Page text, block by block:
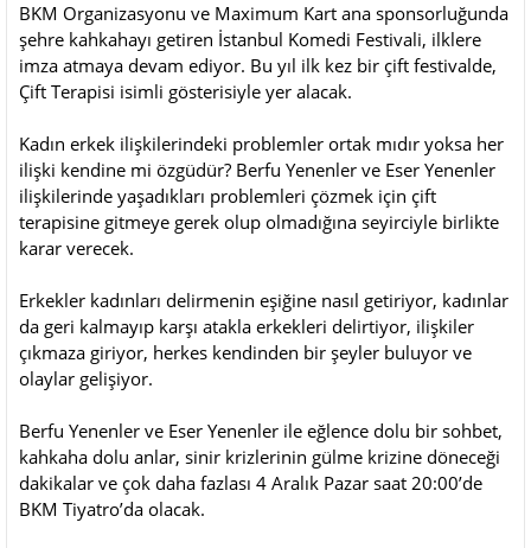
BKM Organizasyonu ve Maximum Kart ana sponsorluğunda
şehre kahkahayı getiren İstanbul Komedi Festivali, ilklere
imza atmaya devam ediyor. Bu yıl ilk kez bir çift festivalde,
Çift Terapisi isimli gösterisiyle yer alacak.
Kadın erkek ilişkilerindeki problemler ortak mıdır yoksa her
ilişki kendine mi özgüdür? Berfu Yenenler ve Eser Yenenler
ilişkilerinde yaşadıkları problemleri çözmek için çift
terapisine gitmeye gerek olup olmadığına seyirciyle birlikte
karar verecek.
Erkekler kadınları delirmenin eşiğine nasıl getiriyor, kadınlar
da geri kalmayıp karşı atakla erkekleri delirtiyor, ilişkiler
çıkmaza giriyor, herkes kendinden bir şeyler buluyor ve
olaylar gelişiyor.
Berfu Yenenler ve Eser Yenenler ile eğlence dolu bir sohbet,
kahkaha dolu anlar, sinir krizlerinin gülme krizine döneceği
dakikalar ve çok daha fazlası 4 Aralık Pazar saat 20:00’de
BKM Tiyatro’da olacak.